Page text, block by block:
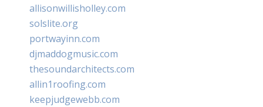
allisonwillisholley.com
solslite.org
portwayinn.com
djmaddogmusic.com
thesoundarchitects.com
allin1roofing.com
keepjudgewebb.com